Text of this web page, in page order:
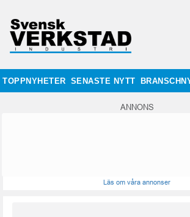
TOPPNYHETER SENASTE NYTT
ANNONS
Läs om våra annonser